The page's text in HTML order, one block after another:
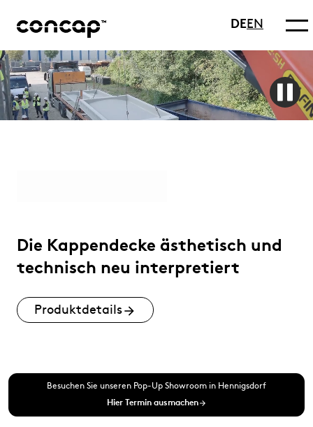
DEEN
Die Kappendecke ästhetisch und
technisch neu interpretiert
Produktdetailsarrow_forward
Besuchen Sie unseren Pop-Up Showroom in Hennigsdorf
Hier Termin ausmachenarrow_forward